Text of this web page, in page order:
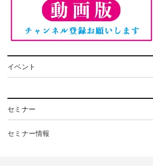
イベント
セミナー
セミナー情報